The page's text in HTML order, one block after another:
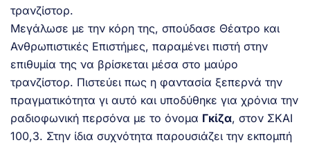
τρανζίστορ.
Μεγάλωσε με την κόρη της, σπούδασε Θέατρο και
Ανθρωπιστικές Επιστήμες, παραμένει πιστή στην
επιθυμία της να βρίσκεται μέσα στο μαύρο
τρανζίστορ. Πιστεύει πως η φαντασία ξεπερνά την
πραγματικότητα γι αυτό και υποδύθηκε για χρόνια την
ραδιοφωνική περσόνα με το όνομα Γκίζα, στον ΣΚΑΙ
100,3. Στην ίδια συχνότητα παρουσιάζει την εκπομπή